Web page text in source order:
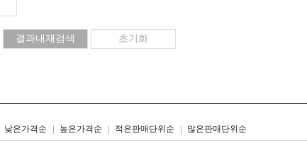
낮은가격순 높은가격순 적은판매단위순 많은판매단위순